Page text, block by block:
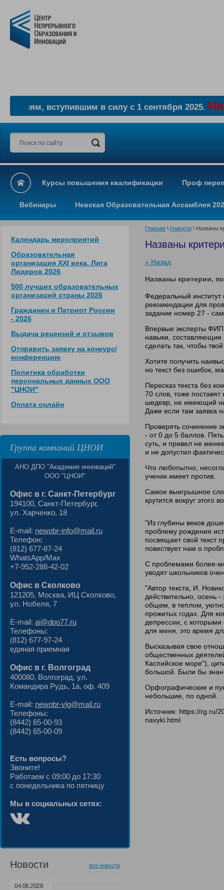
вступившим в силу с 1 сентября 2025.
Курсы повышения квалификации Проф
Вебинары Невская Образовательная Ассамблея
Главная \ Новости \ Названы
Названы
« Назад
Названы критерии,
Федеральный
рекомендации для
задание номер 27 -
Впервые эксперты
навыки, составляющие
сделать так, чтобы
Хотите получить
но текст без ошибок,
Пересказ текста без
70 слов, тоже
шедевр, не имеющий
Даже если там заявка
Проверять сочинение
- от 0 до 5 баллов.
суть, и привел не
и не допустил
Что любопытно,
ученик имеет против.
Самое выигрышное
крутится вокруг этого
"Из глубины веков
проблему рождения
посвящает свой текст
повествует нам о
С проблемами более-
уводят школьников
"Автор текста, И.
действительно, осень
общем, в теплом,
прожитых годах. Для
депрессии, с
для меня, это время
Высказывая свое
общественных
Каспийское море"),
большой. Были бы
Орфографические и
небольшие, по одной.
Источник: https://rg.ru/
navyki.html
Календарь мероприятий
Образовательная
организация XXI века. Лига
Лидеров 2026
500 лучших образовательных
организаций страны 2026
Гражданин и Патриот России
- 2026
Выдача рецензий и отзывов
Отправить заявку на конкурс/
конференцию
Политика обработки
персональных данных ООО
"ЦНОИ"
Оплата онлайн
Группа компаний ЦНОИ
АНО ДПО "Академия инноваций"
ООО "ЦНОИ"
Офис в г. Санкт-Петербург
194100, Санкт-Петербург,
ул. Харченко, 18
E-mail: newobr-info@mail.ru
Телефон:
(812) 677-87-24
WhatsApp/Max
+7-952-288-42-02
Офис в Сколково
121205, Москва, ИЦ Сколково,
ул. Нобеля, 7
E-mail: ai@dpo77.ru
Телефоны:
(812) 677-97-24
единая приемная
Офис в г. Волгоград
400080, Волгоград, ул.
Командира Рудь, 1а, оф. 409
E-mail: newobr-vlg@mail.ru
Телефоны:
(8442) 65-00-93
(8442) 65-00-09
Есть вопросы?
Звоните!
Работаем с 09:00 до 17:30
с понедельника по пятницу
Мы в социальных сетях:
Новости все новости
04.06.2026